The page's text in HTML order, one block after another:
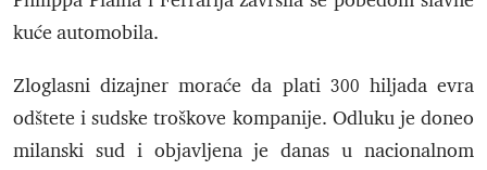
kuće automobila.
Zloglasni dizajner moraće da plati 300 hiljada evra
odštete i sudske troškove kompanije. Odluku je doneo
milanski sud i objavljena je danas u nacionalnom